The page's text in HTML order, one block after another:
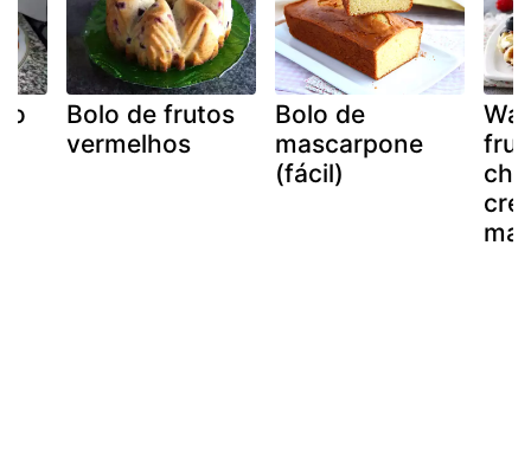
Bolo de frutos
vermelhos
Bolo de
mascarpone
(fácil)